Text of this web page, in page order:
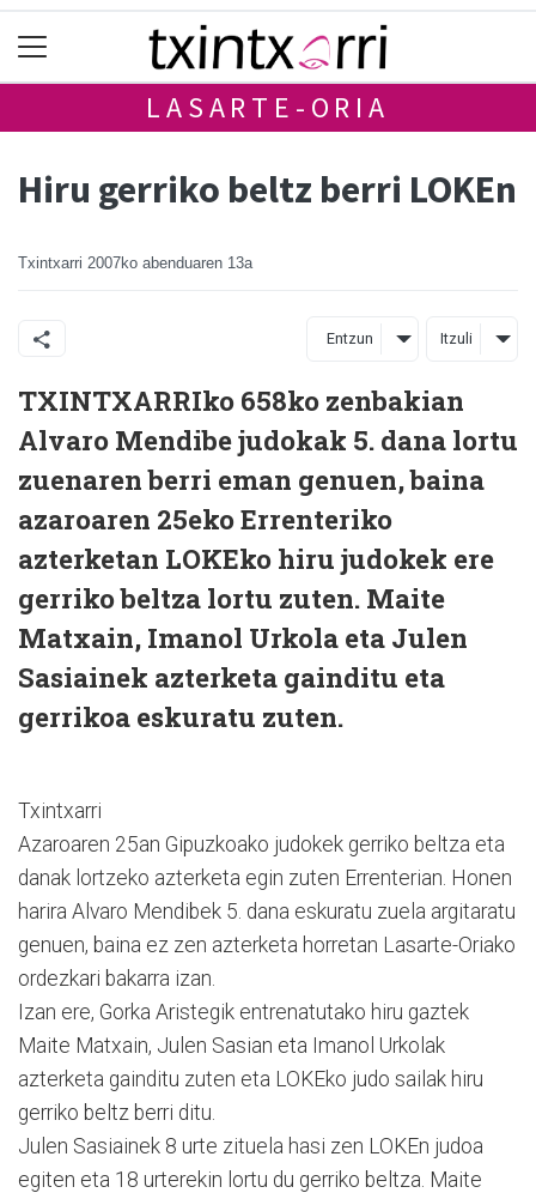
LASARTE-ORIA
Hiru gerriko beltz berri LOKEn
Txintxarri 2007ko abenduaren 13a
Entzun Itzuli
TXINTXARRIko 658ko zenbakian
Alvaro Mendibe judokak 5. dana lortu
zuenaren berri eman genuen, baina
azaroaren 25eko Errenteriko
azterketan LOKEko hiru judokek ere
gerriko beltza lortu zuten. Maite
Matxain, Imanol Urkola eta Julen
Sasiainek azterketa gainditu eta
gerrikoa eskuratu zuten.
Txintxarri
Azaroaren 25an Gipuzkoako judokek gerriko beltza eta
danak lortzeko azterketa egin zuten Errenterian. Honen
harira Alvaro Mendibek 5. dana eskuratu zuela argitaratu
genuen, baina ez zen azterketa horretan Lasarte-Oriako
ordezkari bakarra izan.
Izan ere, Gorka Aristegik entrenatutako hiru gaztek
Maite Matxain, Julen Sasian eta Imanol Urkolak
azterketa gainditu zuten eta LOKEko judo sailak hiru
gerriko beltz berri ditu.
Julen Sasiainek 8 urte zituela hasi zen LOKEn judoa
egiten eta 18 urterekin lortu du gerriko beltza. Maite